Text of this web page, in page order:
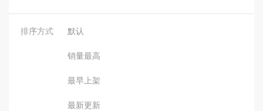
排序方式 默认
销量最高
最早上架
最新更新